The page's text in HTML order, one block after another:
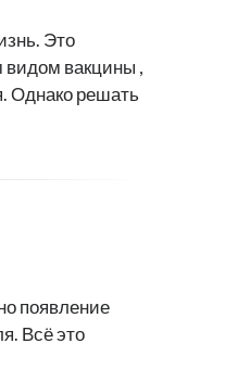
Это
вакцины ,
Однако решать
появление
Всё это